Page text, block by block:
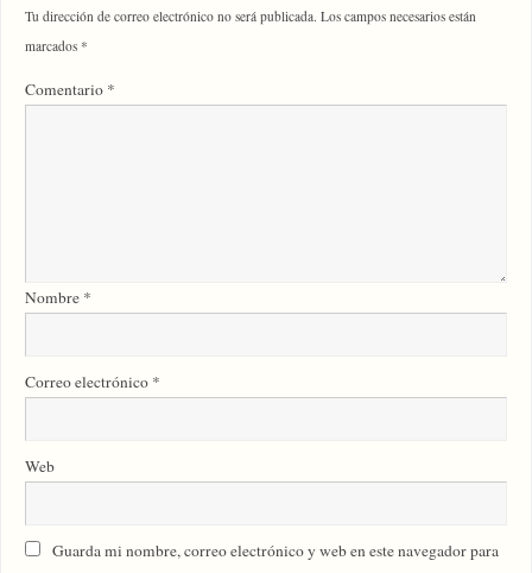
Tu dirección de correo electrónico no será publicada. Los campos necesarios están
marcados *
Comentario *
Nombre *
Correo electrónico *
Web
Guarda mi nombre, correo electrónico y web en este navegador para